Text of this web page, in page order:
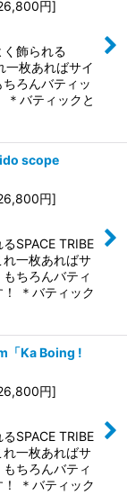
円]
飾られる
一枚あればサイ
ろんバティッ
＊バティックと
scope
円]
SPACE TRIBE
一枚あればサ
ちろんバティ
＊バティック
「Ka Boing !
円]
SPACE TRIBE
一枚あればサ
ちろんバティ
＊バティック